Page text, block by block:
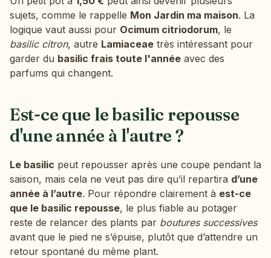
sujets, comme le rappelle Mon Jardin ma maison. La
logique vaut aussi pour Ocimum citriodorum, le
basilic citron, autre Lamiaceae très intéressant pour
garder du basilic frais toute l'année avec des
parfums qui changent.
Est-ce que le basilic repousse
d'une année à l'autre ?
Le basilic peut repousser après une coupe pendant la
saison, mais cela ne veut pas dire qu’il repartira d’une
année à l’autre. Pour répondre clairement à est-ce
que le basilic repousse, le plus fiable au potager
reste de relancer des plants par boutures successives
avant que le pied ne s’épuise, plutôt que d’attendre un
retour spontané du même plant.